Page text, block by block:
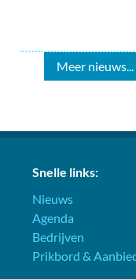
Meer nieuws...
Snelle links:
Nieuws
Agenda
Bedrijven
Prikbord &